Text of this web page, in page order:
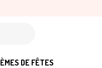
DE FÊTES